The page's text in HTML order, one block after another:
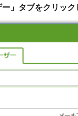
」タブをクリック